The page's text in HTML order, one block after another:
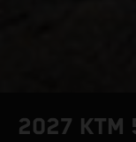
2027 KTM